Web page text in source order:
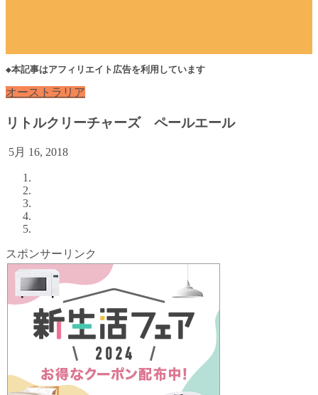
◆本記事はアフィリエイト広告を利用しています
オーストラリア
リトルクリーチャーズ ペールエール
5月 16, 2018
スポンサーリンク